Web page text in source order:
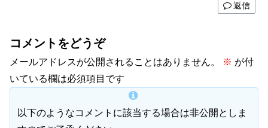
返信
コメントをどうぞ
メールアドレスが公開されることはありません。 ※ が付
いている欄は必須項目です
以下のようなコメントに該当する場合は非公開としま